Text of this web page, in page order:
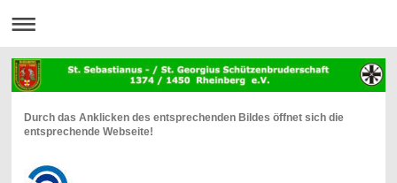
Durch das Anklicken des entsprechenden Bildes öffnet sich die
entsprechende Webseite!